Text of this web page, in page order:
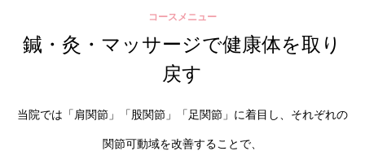
コースメニュー
鍼・灸・マッサージで健康体を取り
戻す
当院では「肩関節」「股関節」「足関節」に着目し、それぞれの
関節可動域を改善することで、